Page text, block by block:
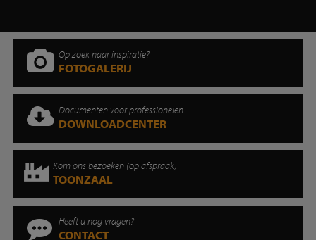
Op zoek naar inspiratie?
FOTOGALERIJ
Documenten voor professionelen
DOWNLOADCENTER
Kom ons bezoeken (op afspraak)
TOONZAAL
Heeft u nog vragen?
CONTACT